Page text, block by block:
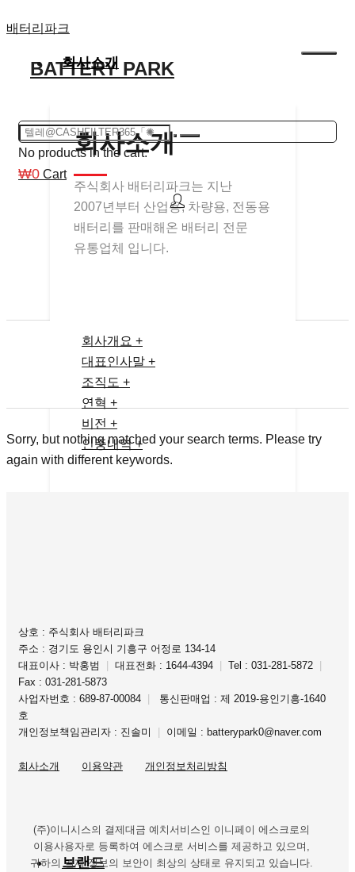
Skip
content
배터리파크
BATTERY PARK
회사소개
회사소개
주식회사 배터리파크는 지난
2007년부터 산업용, 차량용, 전동용
배터리를 판매해온 배터리 전문
유통업체 입니다.
회사개요 +
대표인사말 +
조직도 +
연혁 +
비전 +
인증내역 +
브랜드
No products in the cart.
₩0 Cart
Sorry, but nothing matched your search terms. Please try
again with different keywords.
상호 : 주식회사 배터리파크
주소 : 경기도 용인시 기흥구 어정로 134-14
대표이사 : 박홍범
대표전화 : 1644-4394 Tel : 031-281-5872
Fax : 031-281-5873
사업자번호 : 689-87-00084
통신판매업 : 제 2019-용인기흥-1640
호
개인정보책임관리자 : 진솔미
이메일 : batterypark0@naver.com
회사소개 이용약관 개인정보처리방침
(주)이니시스의 결제대금 예치서비스인 이니페이 에스크로의
이용사용자로 등록하여 에스크로 서비스를 제공하고 있으며,
귀하의 결제 정보의 보안이 최상의 상태로 유지되고 있습니다.